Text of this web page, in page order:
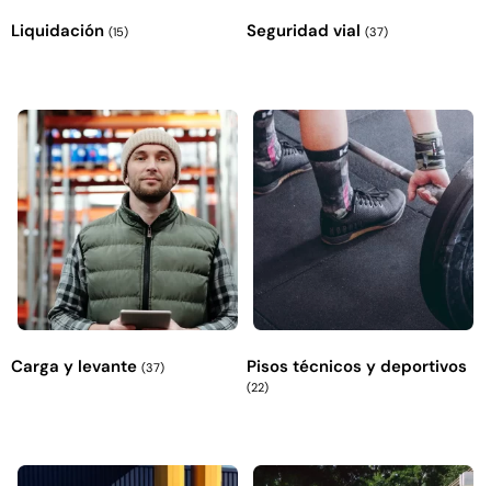
Liquidación (15) Seguridad vial (37)
Carga y levante (37) Pisos técnicos y deportivos
(22)